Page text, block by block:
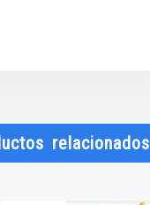
relacionados